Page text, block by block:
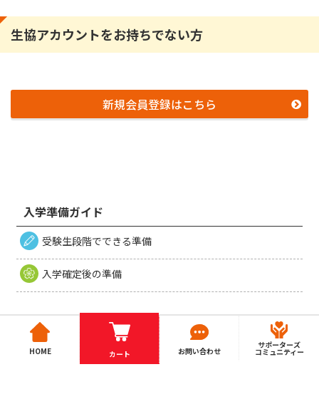
生協アカウントをお持ちでない方
新規会員登録はこちら
入学準備ガイド
受験生段階でできる準備
入学確定後の準備
HOME カート お問い合わせ
サポーターズ
コミュニティー